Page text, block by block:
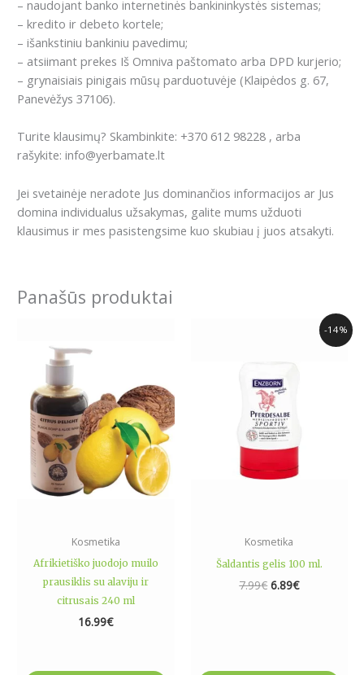
– naudojant banko internetinės bankininkystės sistemas;
– kredito ir debeto kortele;
– išankstiniu bankiniu pavedimu;
– atsiimant prekes Iš Omniva paštomato arba DPD kurjerio;
– grynaisiais pinigais mūsų parduotuvėje (Klaipėdos g. 67,
Panevėžys 37106).
Turite klausimų? Skambinkite: +370 612 98228 , arba
rašykite: info@yerbamate.lt
Jei svetainėje neradote Jus dominančios informacijos ar Jus
domina individualus užsakymas, galite mums užduoti
klausimus ir mes pasistengsime kuo skubiau į juos atsakyti.
Panašūs produktai
Kosmetika
Afrikietiško juodojo muilo
prausiklis su alaviju ir
citrusais 240 ml
16.99€
-14%
Kosmetika
Šaldantis gelis 100 ml.
7.99€ 6.89€
Current
price